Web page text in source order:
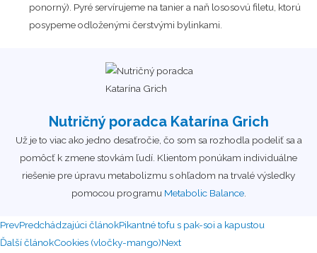
ponorný). Pyré servírujeme na tanier a naň lososovú filetu, ktorú
posypeme odloženými čerstvými bylinkami.
Nutričný poradca Katarína Grich
Už je to viac ako jedno desaťročie, čo som sa rozhodla podeliť sa a
pomôcť k zmene stovkám ľudí. Klientom ponúkam individuálne
riešenie pre úpravu metabolizmu s ohľadom na trvalé výsledky
pomocou programu Metabolic Balance.
PrevPredchádzajúci článokPikantné tofu s pak-soi a kapustou
Ďalší článokCookies (vločky-mango)Next